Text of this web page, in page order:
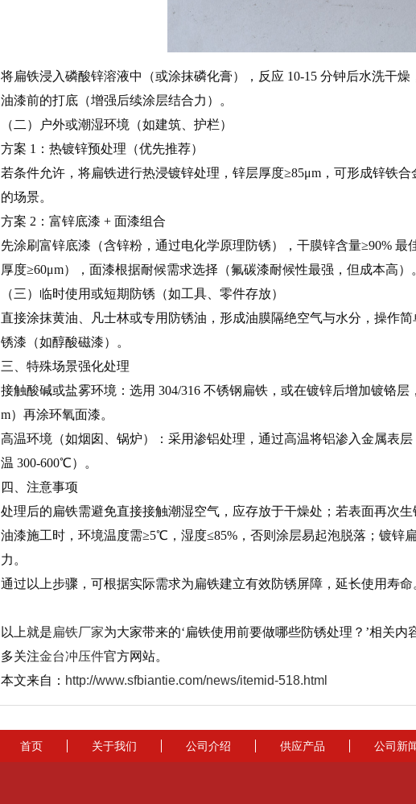
将扁铁浸入磷酸锌溶液中（或涂抹磷化膏），反应 10-15 分钟后水洗干
油漆前的打底（增强后续涂层结合力）。
（二）户外或潮湿环境（如建筑、护栏）
方案 1：热镀锌预处理（优先推荐）
若条件允许，将扁铁进行热浸镀锌处理，锌层厚度≥85μm，可形成锌铁
的场景。
方案 2：富锌底漆 + 面漆组合
先涂刷富锌底漆（含锌粉，通过电化学原理防锈），干膜锌含量≥90%
厚度≥60μm），面漆根据耐候需求选择（氟碳漆耐候性最强，但成本高）
（三）临时使用或短期防锈（如工具、零件存放）
直接涂抹黄油、凡士林或专用防锈油，形成油膜隔绝空气与水分，操作
锈漆（如醇酸磁漆）。
三、特殊场景强化处理
接触酸碱或盐雾环境：选用 304/316 不锈钢扁铁，或在镀锌后增加镀铬
m）再涂环氧面漆。
高温环境（如烟囱、锅炉）：采用渗铝处理，通过高温将铝渗入金属表
温 300-600℃）。
四、注意事项
处理后的扁铁需避免直接接触潮湿空气，应存放于干燥处；若表面再次生
油漆施工时，环境温度需≥5℃，湿度≤85%，否则涂层易起泡脱落；镀锌
力。
通过以上步骤，可根据实际需求为扁铁建立有效防锈屏障，延长使用寿命
以上就是扁铁厂家为大家带来的‘扁铁使用前要做哪些防锈处理？’相关
多关注金台冲压件官方网站。
本文来自： http://www.sfbiantie.com/news/itemid-518.html
首页 关于我们 公司介绍 供应产品 公司新